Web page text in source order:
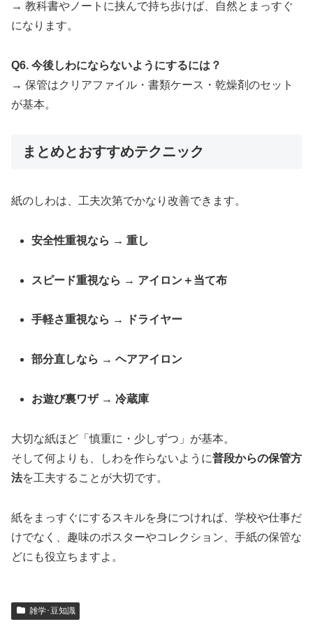
→ 教科書やノートに挟んで持ち歩けば、自然とまっすぐ
になります。
Q6. 今後しわにならないようにするには？
→ 保管はクリアファイル・書類ケース・乾燥剤のセット
が基本。
まとめとおすすめテクニック
紙のしわは、工夫次第でかなり改善できます。
安全性重視なら → 重し
スピード重視なら → アイロン＋当て布
手軽さ重視なら → ドライヤー
部分直しなら → ヘアアイロン
お遊び裏ワザ → 冷蔵庫
大切な紙ほど「慎重に・少しずつ」が基本。
そして何よりも、しわを作らないように普段からの保管方
法を工夫することが大切です。
紙をまっすぐにするスキルを身につければ、学校や仕事だ
けでなく、趣味のポスターやコレクション、手紙の保管な
どにも役立ちますよ。
雑学･豆知識